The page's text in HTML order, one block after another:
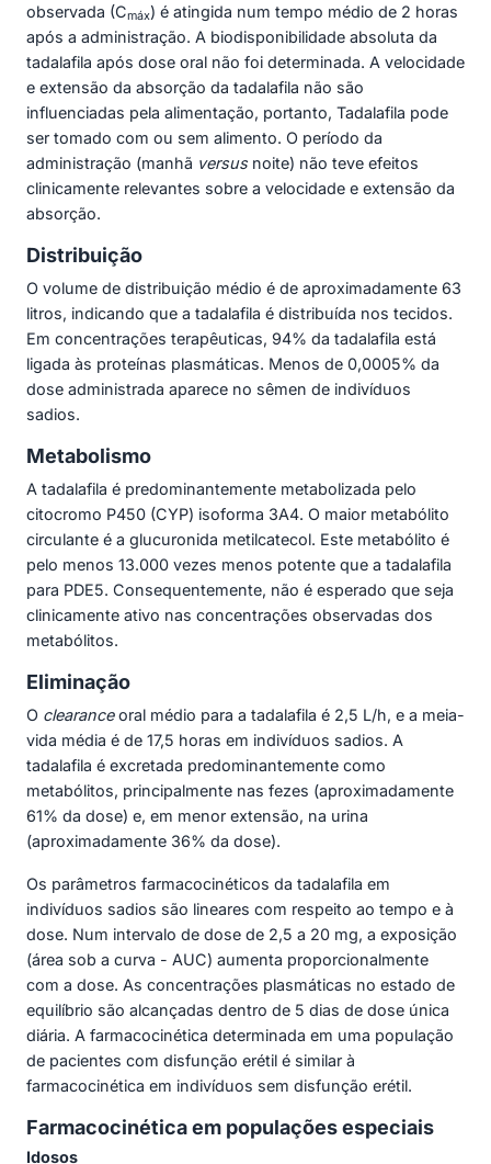
observada (Cmáx) é atingida num tempo médio de 2 horas
após a administração. A biodisponibilidade absoluta da
tadalafila após dose oral não foi determinada. A velocidade
e extensão da absorção da tadalafila não são
influenciadas pela alimentação, portanto, Tadalafila pode
ser tomado com ou sem alimento. O período da
administração (manhã versusnoite) não teve efeitos
clinicamente relevantes sobre a velocidade e extensão da
absorção.
Distribuição
O volume de distribuição médio é de aproximadamente 63
litros, indicando que a tadalafila é distribuída nos tecidos.
Em concentrações terapêuticas, 94% da tadalafila está
ligada às proteínas plasmáticas. Menos de 0,0005% da
dose administrada aparece no sêmen de indivíduos
sadios.
Metabolismo
A tadalafila é predominantemente metabolizada pelo
citocromo P450 (CYP) isoforma 3A4. O maior metabólito
circulante é a glucuronida metilcatecol. Este metabólito é
pelo menos 13.000 vezes menos potente que a tadalafila
para PDE5. Consequentemente, não é esperado que seja
clinicamente ativo nas concentrações observadas dos
metabólitos.
Eliminação
O clearanceoral médio para a tadalafila é 2,5 L/h, e a meia-
vida média é de 17,5 horas em indivíduos sadios. A
tadalafila é excretada predominantemente como
metabólitos, principalmente nas fezes (aproximadamente
61% da dose) e, em menor extensão, na urina
(aproximadamente 36% da dose).
Os parâmetros farmacocinéticos da tadalafila em
indivíduos sadios são lineares com respeito ao tempo e à
dose. Num intervalo de dose de 2,5 a 20 mg, a exposição
(área sob a curva - AUC) aumenta proporcionalmente
com a dose. As concentrações plasmáticas no estado de
equilíbrio são alcançadas dentro de 5 dias de dose única
diária. A farmacocinética determinada em uma população
de pacientes com disfunção erétil é similar à
farmacocinética em indivíduos sem disfunção erétil.
Farmacocinética em populações especiais
Idosos